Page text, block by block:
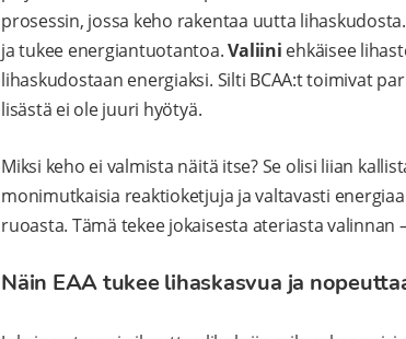
prosessin, jossa keho rakentaa uutta lihaskudosta.
ja tukee energiantuotantoa.Valiini ehkäisee
lihaskudostaan energiaksi. Silti BCAA:t toimivat
lisästä ei ole juuri hyötyä.
Miksi keho ei valmista näitä itse? Se olisi liian
monimutkaisia reaktioketjuja ja valtavasti
ruoasta. Tämä tekee jokaisesta ateriasta
Näin EAA tukee lihaskasvua ja